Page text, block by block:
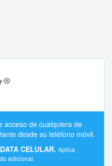
acceso de cualquiera de
desde su teléfono móvil.
CELULAR. Aplica
adicional.